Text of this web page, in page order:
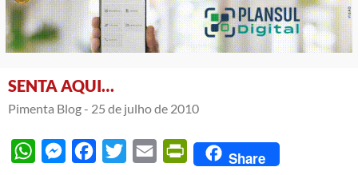
SENTA AQUI…
Pimenta Blog - 25 de julho de 2010
WhatsAppMessengerFacebook
Twitter Email PrintFriendly
Share